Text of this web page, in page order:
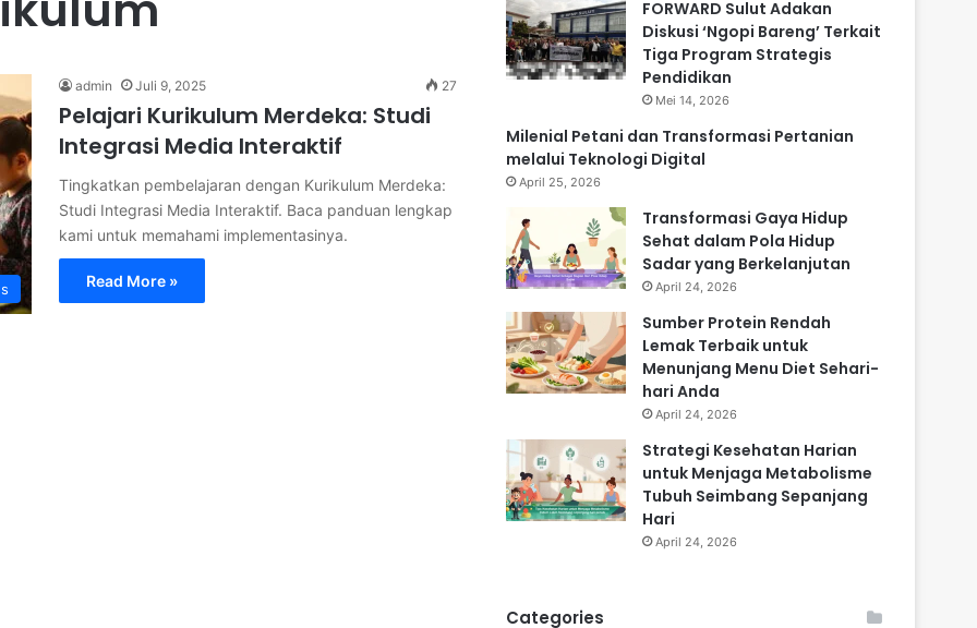
admin Juli 9, 2025 27
Pelajari Kurikulum Merdeka: Studi
Integrasi Media Interaktif
Tingkatkan pembelajaran dengan Kurikulum Merdeka:
Studi Integrasi Media Interaktif. Baca panduan lengkap
kami untuk memahami implementasinya.
Read More »
FORWARD Sulut Adakan
Diskusi ‘Ngopi Bareng’ Terkait
Tiga Program Strategis
Pendidikan
Mei 14, 2026
Milenial Petani dan Transformasi Pertanian
melalui Teknologi Digital
April 25, 2026
Transformasi Gaya Hidup
Sehat dalam Pola Hidup
Sadar yang Berkelanjutan
April 24, 2026
Sumber Protein Rendah
Lemak Terbaik untuk
Menunjang Menu Diet Sehari-
hari Anda
April 24, 2026
Strategi Kesehatan Harian
untuk Menjaga Metabolisme
Tubuh Seimbang Sepanjang
Hari
April 24, 2026
Categories